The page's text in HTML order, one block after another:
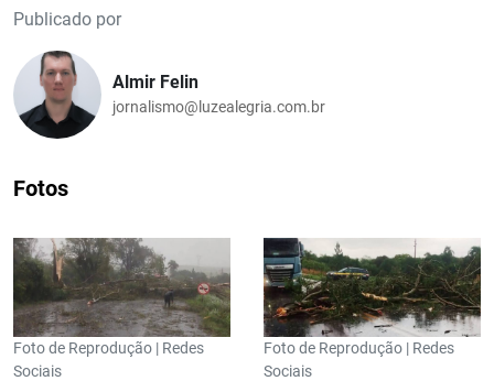
Publicado por
Almir Felin
jornalismo@luzealegria.com.br
Fotos
Foto de Reprodução | Redes
Sociais
Foto de Reprodução | Redes
Sociais